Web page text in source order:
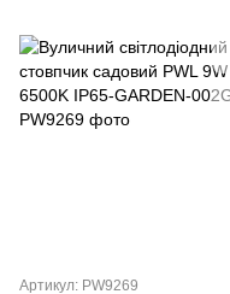
Артикул: PW9269